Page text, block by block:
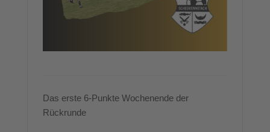
Das erste 6-Punkte Wochenende der
Rückrunde